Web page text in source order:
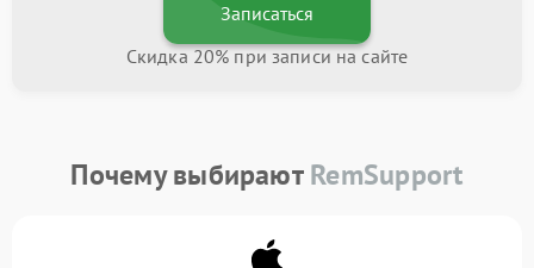
Записаться
Скидка 20% при записи на сайте
Почему выбираютRemSupport